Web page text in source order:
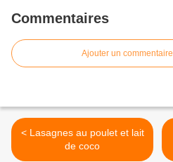
Commentaires
Ajouter un commentaire
< Lasagnes au poulet et lait
de coco